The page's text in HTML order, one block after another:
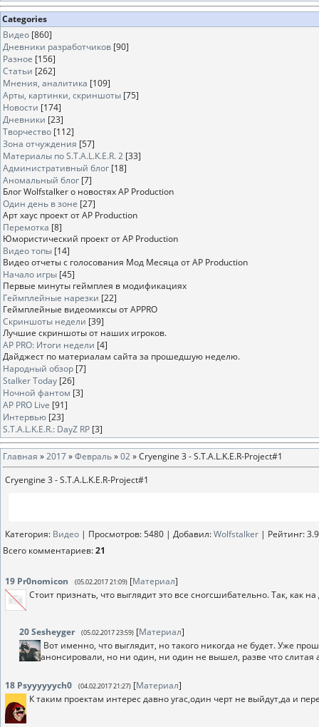
Categories
Видео [860]
Дневники разработчиков [90]
Разное [156]
Статьи [262]
Мнения, аналитика [109]
Арты, картинки, скриншоты [75]
Новости [174]
Дневники [23]
Творчество [112]
Зона отчуждения [57]
Материалы по S.T.A.L.K.E.R. 2 [33]
Административный блог [18]
Аномальный блог [7]
Блог Wolfstalker о новостях AP Production
Один день в зоне [27]
Арт хаус проект от AP Production
Перемотка [8]
Юмористический проект от AP Production
Видео топы [14]
Видео отчеты с голосования Мод Месяца от AP Production
Начало игры [45]
Первые минуты геймплея в модификациях
Геймплейные нарезки [22]
Геймплейные видеомиксы от APPRO
Скриншоты недели [39]
Лучшие скриншоты от наших игроков.
AP PRO: Итоги недели [4]
Дайджест по материалам сайта за прошедшую неделю.
Народный обзор [7]
Stalker Today [26]
Ночной фантом [3]
AP PRO Live [91]
Интервью [23]
S.T.A.L.K.E.R.: DayZ RP [3]
Главная »2017»Февраль»02» Cryengine 3 - S.T.A.L.K.E.R-Project#1
Cryengine 3 - S.T.A.L.K.E.R-Project#1
Категория: Видео | Просмотров: 5480 | Добавил:Wolfstalker | Рейтинг:3.9
Всего комментариев:21
19 Pr0nomicon (05.02.2017 21:09) [Материал]
Стоит признать, что выглядит это все сногсшибательно. Так, как
20Sesheyger (05.02.2017 23:59) [Материал]
Вот именно, что выглядит, но такого никогда не будет. Уже
анонсировали, но ни один, ни один не вышел, разве что
18 Psyyyyyych0 (04.02.2017 21:27) [Материал]
К таким проектам интерес давно угас,один черт не выйдут,да и